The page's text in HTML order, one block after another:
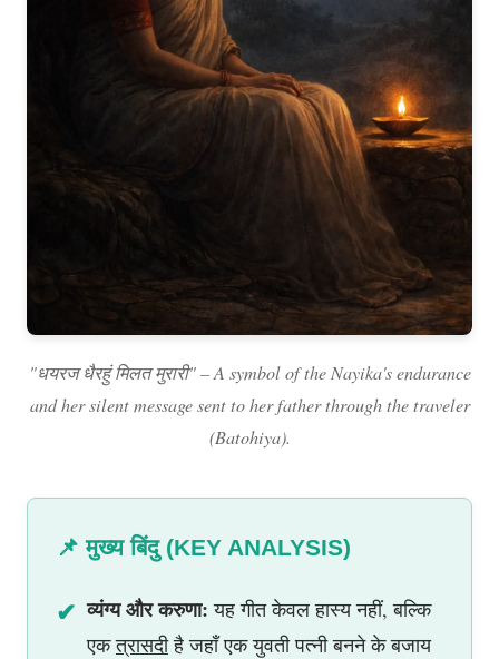
"धयरज धैरहुं मिलत मुरारी" – A symbol of the Nayika's endurance
and her silent message sent to her father through the traveler
(Batohiya).
📌 मुख्य बिंदु (KEY ANALYSIS)
✔ व्यंग्य और करुणा: यह गीत केवल हास्य नहीं, बल्कि
एकत्रासदीहै जहाँ एक युवती पत्नी बनने के बजाय